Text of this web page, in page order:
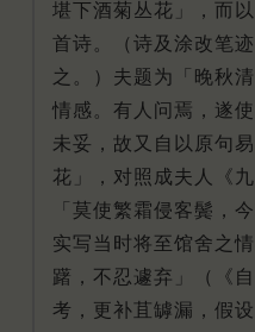
堪下酒菊丛花」，而
首诗。（诗及涂改笔
之。）夫题为「晚秋
情感。有人问焉，遂
未妥，故又自以原句
花」，对照成夫人《
「莫使繁霜侵客鬓，
实写当时将至馆舍之
躇，不忍遽弃」（《
考，更补苴罅漏，假